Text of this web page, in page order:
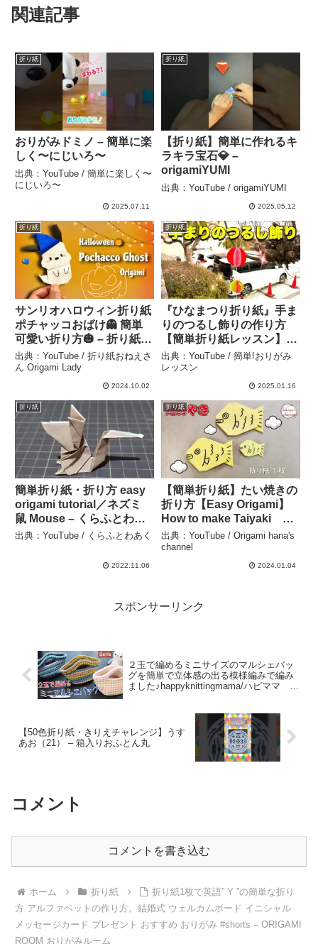
関連記事
折り紙
おりがみドミノ – 簡単に楽
しく〜にじいろ〜
出典：YouTube / 簡単に楽しく〜
にじいろ〜
2025.07.11
折り紙
【折り紙】簡単に作れるキ
ラキラ宝石💎 –
origamiYUMI
出典：YouTube / origamiYUMI
2025.05.12
折り紙
サンリオハロウィン折り紙
ポチャッコおばけ👻 簡単
可愛い折り方🎃 – 折り紙お
ねえさん Origami Lady
出典：YouTube / 折り紙おねえさ
ん Origami Lady
2024.10.02
折り紙
『ひなまつり折り紙』手ま
りのつるし飾りの作り方
【簡単折り紙レッスン】 –
簡単!おりがみレッスン
出典：YouTube / 簡単!おりがみ
レッスン
2025.01.16
折り紙
簡単折り紙・折り方 easy
origami tutorial／ネズミ
鼠 Mouse – くらふとわあ
く
出典：YouTube / くらふとわあく
2022.11.06
折り紙
【簡単折り紙】たい焼きの
折り方【Easy Origami】
How to make Taiyaki 색
종이접기 붕어빵 타이야
키 可爱的折纸 鲷鱼烧
folding paper – Origami
出典：YouTube / Origami hana's
channel
2024.01.04
スポンサーリンク
２玉で編めるミニサイズのマルシェバッ
グを簡単で立体感の出る模様編みで編み
ました♪happyknittingmama/ハピママ
【50色折り紙・きりえチャレンジ】うす
あお（21） – 箱入りおふとん丸
コメント
コメントを書き込む
ホーム 折り紙
折り紙1枚で英語” Y ”の簡単な折り
方 アルファベットの作り方。結婚式 ウェルカムボード イニシャル
メッセージカード プレゼント おすすめ おりがみ #shorts – ORIGAMI
ROOM おりがみルーム